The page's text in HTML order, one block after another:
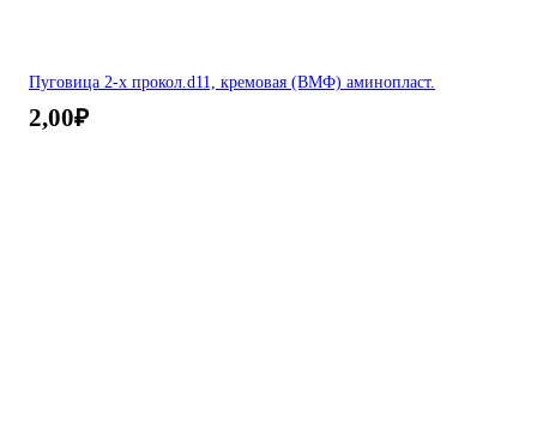
Пуговица 2-х прокол.d11, кремовая (ВМФ) аминопласт.
2,00₽